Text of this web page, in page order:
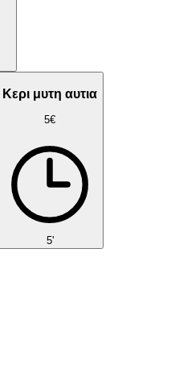
Κερι μυτη αυτια
5€
5'